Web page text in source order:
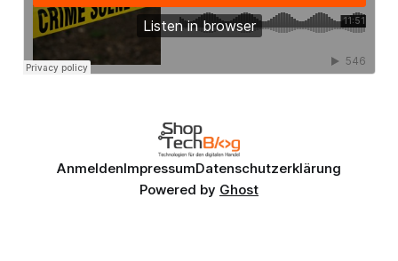
AnmeldenImpressumDatenschutzerklärung
Powered by Ghost